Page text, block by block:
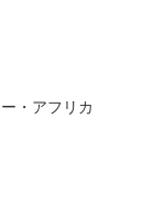
・アフリカ